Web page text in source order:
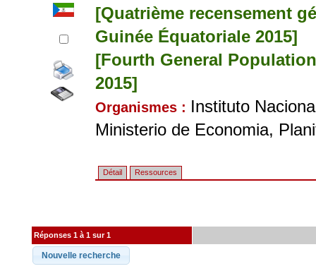
[Quatrième recensement
Guinée Équatoriale 2015]
[Fourth General
2015]
Organismes : Instituto
Ministerio de Economia,
Détail Ressources
Réponses 1 à 1 sur 1